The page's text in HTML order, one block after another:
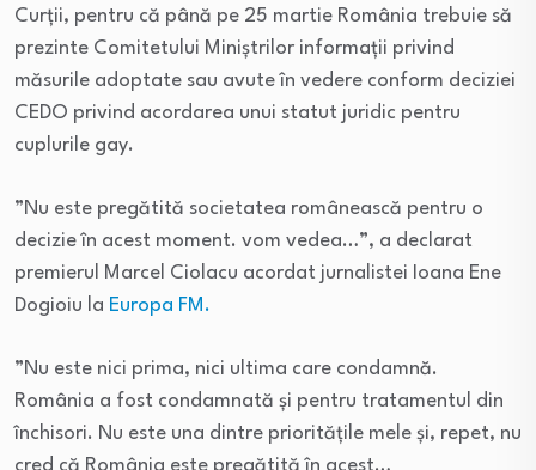
Curții, pentru că până pe 25 martie România trebuie să
prezinte Comitetului Miniștrilor informații privind
măsurile adoptate sau avute în vedere conform deciziei
CEDO privind acordarea unui statut juridic pentru
cuplurile gay.
”Nu este pregătită societatea românească pentru o
decizie în acest moment. vom vedea…”, a declarat
premierul Marcel Ciolacu acordat jurnalistei Ioana Ene
Dogioiu la Europa FM.
”Nu este nici prima, nici ultima care condamnă.
România a fost condamnată și pentru tratamentul din
închisori. Nu este una dintre prioritățile mele și, repet, nu
cred că România este pregătită în acest…